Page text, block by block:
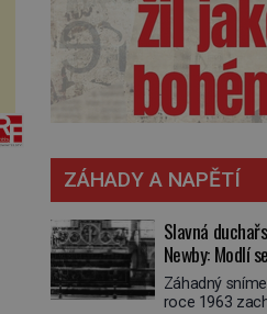
ZÁHADY A NAPĚTÍ
Slavná
Newby: Modlí
přízračný
Záhadný
roce 1963